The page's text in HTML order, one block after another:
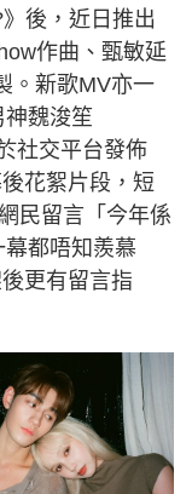
後，近日推出
作曲、甄敏延
。新歌MV亦一
魏浚笙
社交平台發佈
花絮片段，短
民留言「今年係
都唔知羨慕
更有留言指